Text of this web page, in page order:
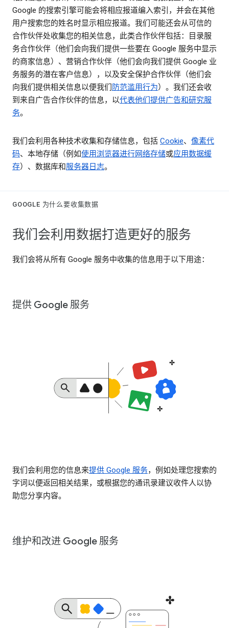
Google 的搜索引擎可能会将相应报道编入索引，并会在其他
用户搜索您的姓名时显示相应报道。我们可能还会从可信的
合作伙伴处收集您的相关信息，此类合作伙伴包括：目录服
务合作伙伴（他们会向我们提供一些要在 Google 服务中显示
的商家信息）、营销合作伙伴（他们会向我们提供 Google 业
务服务的潜在客户信息），以及安全保护合作伙伴（他们会
向我们提供相关信息以便我们 防范滥用行为）。我们还会收
到来自广告合作伙伴的信息，以代表他们提供广告和研究服
务。
我们会利用各种技术收集和存储信息，包括 Cookie、 像素代
码、本地存储（例如使用浏览器进行网络存储或应用数据缓
存）、数据库和服务器日志。
GOOGLE 为什么要收集数据
我们会利用数据打造更好的服务
我们会将从所有 Google 服务中收集的信息用于以下用途：
提供 Google 服务
我们会利用您的信息来提供 Google 服务，例如处理您搜索的
字词以便返回相关结果，或根据您的通讯录建议收件人以协
助您分享内容。
维护和改进 Google 服务